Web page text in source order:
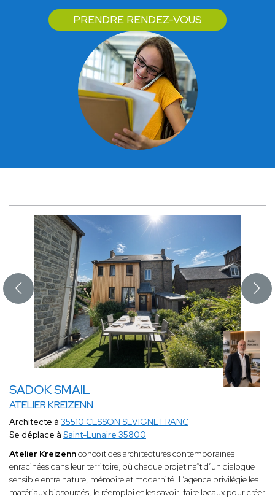
PRENDRE RENDEZ-VOUS
SADOK SMAIL
ATELIER KREIZENN
Architecte à 35510 CESSON SEVIGNE FRANC
Se déplace à Saint-Lunaire 35800
Atelier Kreizennconçoit des architectures contemporaines
enracinées dans leur territoire, où chaque projet naît d’un dialogue
sensible entre nature, mémoire et modernité. L’agence privilégie les
matériaux biosourcés, le réemploi et les savoir-faire locaux pour créer